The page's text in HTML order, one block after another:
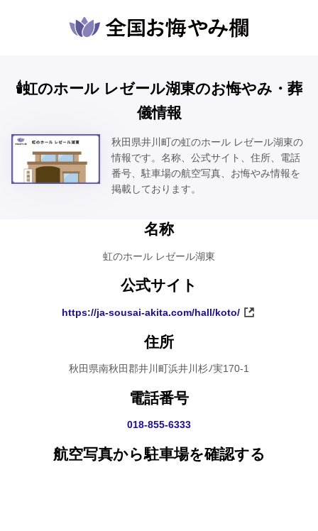
🕯️虹のホール レゼール湖東のお悔やみ・葬
儀情報
秋田県井川町の虹のホール レゼール湖東の
情報です。名称、公式サイト、住所、電話
番号、駐車場の航空写真、お悔やみ情報を
掲載しております。
名称
虹のホール レゼール湖東
公式サイト
https://ja-sousai-akita.com/hall/koto/
住所
秋田県南秋田郡井川町浜井川杉ﾉ実170-1
電話番号
018-855-6333
航空写真から駐車場を確認する